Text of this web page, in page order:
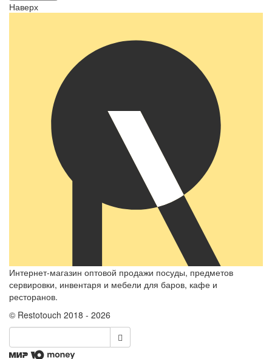
Наверх
Интернет-магазин оптовой продажи посуды, предметов
сервировки, инвентаря и мебели для баров, кафе и
ресторанов.
© Restotouch 2018 - 2026